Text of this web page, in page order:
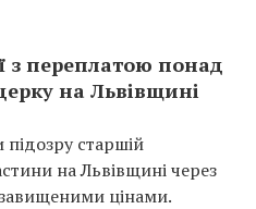
з переплатою понад
на Львівщині
старшій
на Львівщині через
завищеними цінами.